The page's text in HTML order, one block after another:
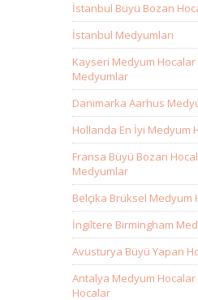
İstanbul Büyü Bozan
İstanbul Medyumları
Kayseri Medyum Hocalar
Medyumlar
Danimarka Aarhus
Hollanda En İyi Medyum
Fransa Büyü Bozan
Medyumlar
Belçika Brüksel Medyum
İngiltere Birmingham
Avusturya Büyü Yapan
Antalya Medyum Hocalar
Hocalar